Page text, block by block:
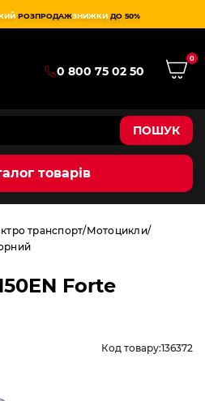
РОЗПРОДАЖЗНИЖКИ ДО 50%
0 800 75 02 50
0
ПОШУК
товарів
транспорт Мотоцикли
Forte
Код товару:136372